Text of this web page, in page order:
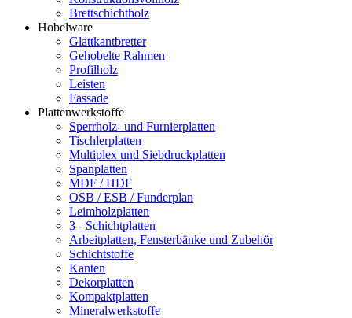
Brettschichtholz
Hobelware
Glattkantbretter
Gehobelte Rahmen
Profilholz
Leisten
Fassade
Plattenwerkstoffe
Sperrholz- und Furnierplatten
Tischlerplatten
Multiplex und Siebdruckplatten
Spanplatten
MDF / HDF
OSB / ESB / Funderplan
Leimholzplatten
3 - Schichtplatten
Arbeitplatten, Fensterbänke und Zubehör
Schichtstoffe
Kanten
Dekorplatten
Kompaktplatten
Mineralwerkstoffe